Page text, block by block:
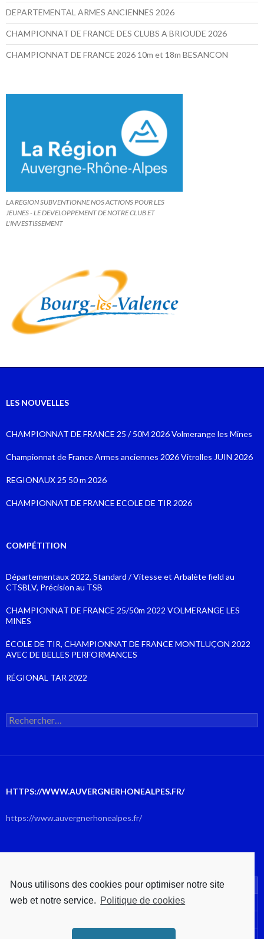
DEPARTEMENTAL ARMES ANCIENNES 2026
CHAMPIONNAT DE FRANCE DES CLUBS A BRIOUDE 2026
CHAMPIONNAT DE FRANCE 2026 10m et 18m BESANCON
LA REGION SUBVENTIONNE NOS ACTIONS POUR LES
JEUNES - LE DEVELOPPEMENT DE NOTRE CLUB ET
L'INVESTISSEMENT
LES NOUVELLES
CHAMPIONNAT DE FRANCE 25 / 50M 2026 Volmerange les Mines
Championnat de France Armes anciennes 2026 Vitrolles JUIN 2026
REGIONAUX 25 50 m 2026
CHAMPIONNAT DE FRANCE ECOLE DE TIR 2026
COMPÉTITION
Départementaux 2022, Standard / Vitesse et Arbalète field au
CTSBLV, Précision au TSB
CHAMPIONNAT DE FRANCE 25/50m 2022 VOLMERANGE LES
MINES
ÉCOLE DE TIR, CHAMPIONNAT DE FRANCE MONTLUÇON 2022
AVEC DE BELLES PERFORMANCES
RÉGIONAL TAR 2022
Rechercher :
HTTPS://WWW.AUVERGNERHONEALPES.FR/
https://www.auvergnerhonealpes.fr/
L M M J V S
Nous utilisons des cookies pour optimiser notre site
web et notre service. Politique de cookies